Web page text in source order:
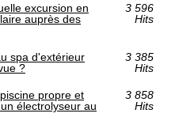
excursion en
auprès des
3 596
Hits
spa d'extérieur
?
3 385
Hits
propre et
électrolyseur au
3 858
Hits